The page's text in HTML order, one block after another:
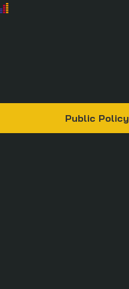
Public Policy